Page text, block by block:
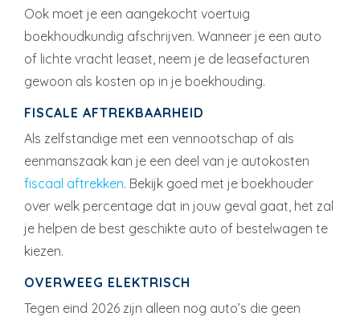
Ook moet je een aangekocht voertuig
boekhoudkundig afschrijven. Wanneer je een auto
of lichte vracht leaset, neem je de leasefacturen
gewoon als kosten op in je boekhouding.
FISCALE AFTREKBAARHEID
Als zelfstandige met een vennootschap of als
eenmanszaak kan je een deel van je autokosten
fiscaal aftrekken. Bekijk goed met je boekhouder
over welk percentage dat in jouw geval gaat, het zal
je helpen de best geschikte auto of bestelwagen te
kiezen.
OVERWEEG ELEKTRISCH
Tegen eind 2026 zijn alleen nog auto’s die geen